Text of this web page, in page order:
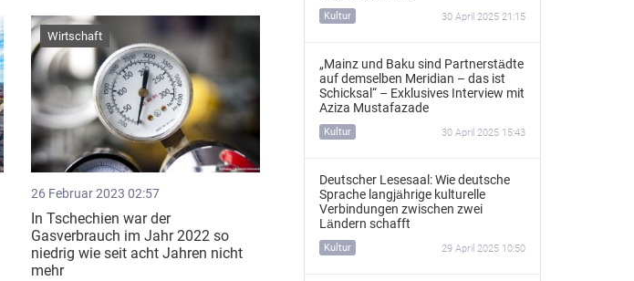
26 Februar 2023 02:57
In Tschechien war der
Gasverbrauch im Jahr 2022 so
niedrig wie seit acht Jahren nicht
mehr
Wirtschaft
Kultur 30 April 2025 21:15
„Mainz und Baku sind Partnerstädte
auf demselben Meridian – das ist
Schicksal“ – Exklusives Interview mit
Aziza Mustafazade
Kultur 30 April 2025 15:43
Deutscher Lesesaal: Wie deutsche
Sprache langjährige kulturelle
Verbindungen zwischen zwei
Ländern schafft
Kultur 29 April 2025 10:50